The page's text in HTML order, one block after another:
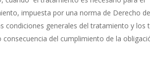
impuesta por una norma de Derecho
condiciones generales del tratamiento y los
del cumplimiento de la